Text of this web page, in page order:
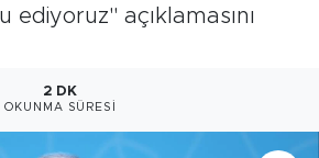
ediyoruz" açıklamasını
2 DK
OKUNMA SÜRESI